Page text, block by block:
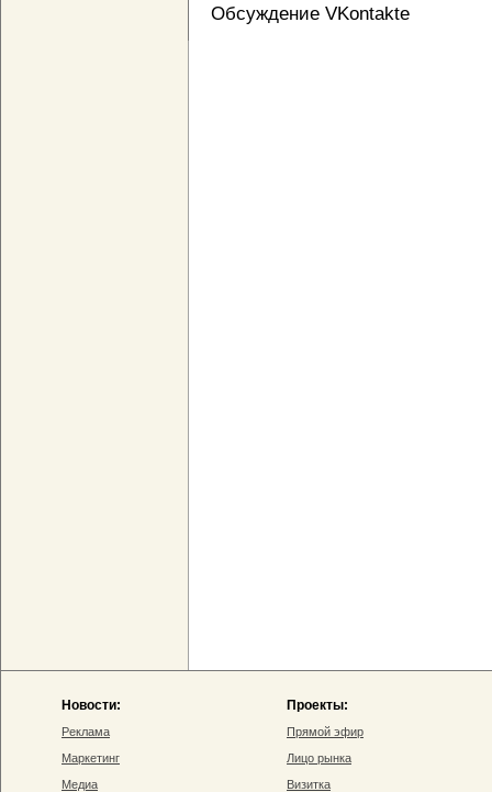
Обсуждение VKontakte
Новости:
Реклама
Маркетинг
Медиа
Проекты:
Прямой эфир
Лицо рынка
Визитка